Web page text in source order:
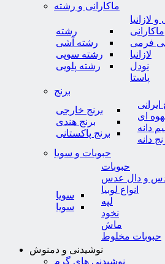
ماکارانی و رشته
لازانیا
ماکارانی
فرمی
لازانیا
نودل
پاستا
رشته
رشته آشی
رشته سوپی
رشته پلویی
برنج
ایرانی
ای
دانه
دانه
برنج خارجی
برنج هندی
برنج پاکستانی
حبوبات و سویا
حبوبات
و دال عدس
انواع لوبیا
لپه
نخود
ماش
حبوبات مخلوط
سویا
سویا
نوشیدنی و دمنوش
نوشیدنی های گرم